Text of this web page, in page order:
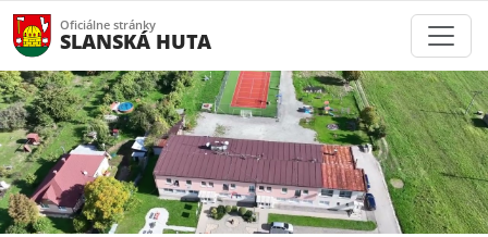
Oficiálne stránky
SLANSKÁ HUTA